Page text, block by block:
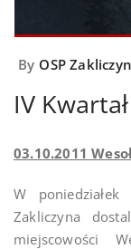
By OSP Zakliczyn
IV
03.10.2011
W
Zakliczyna
miejscowości